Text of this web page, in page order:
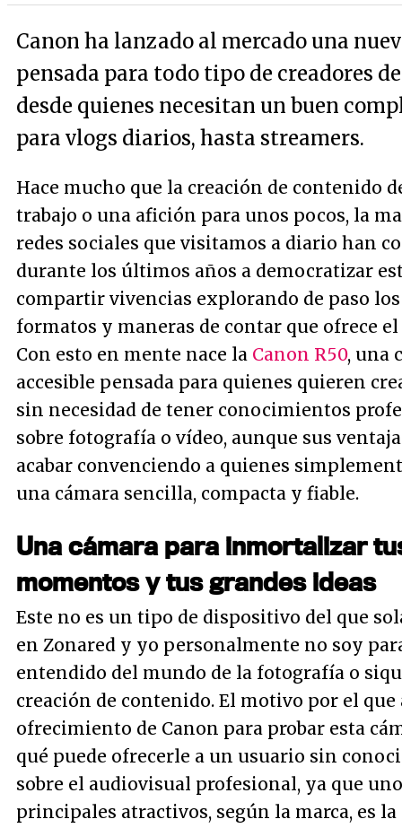
Canon ha lanzado al mercado una
pensada para todo tipo de creadores
desde quienes necesitan un buen
para vlogs diarios, hasta streamers.
Hace mucho que la creación de contenido
trabajo o una afición para unos pocos, la
redes sociales que visitamos a diario han
durante los últimos años a democratizar
compartir vivencias explorando de paso
formatos y maneras de contar que ofrece
Con esto en mente nace la Canon R50, una
accesible pensada para quienes quieren
sin necesidad de tener conocimientos
sobre fotografía o vídeo, aunque sus
acabar convenciendo a quienes
una cámara sencilla, compacta y fiable.
Una cámara para inmortalizar
momentos y tus grandes ideas
Este no es un tipo de dispositivo del que
en Zonared y yo personalmente no soy
entendido del mundo de la fotografía o
creación de contenido. El motivo por el que
ofrecimiento de Canon para probar esta
qué puede ofrecerle a un usuario sin
sobre el audiovisual profesional, ya que
principales atractivos, según la marca, es